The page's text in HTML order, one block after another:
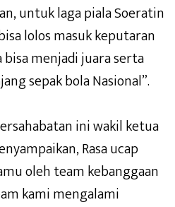
untuk laga piala Soeratin
lolos masuk keputaran
menjadi juara serta
sepak bola Nasional”.
ini wakil ketua
Rasa ucap
oleh team kebanggaan
kami mengalami